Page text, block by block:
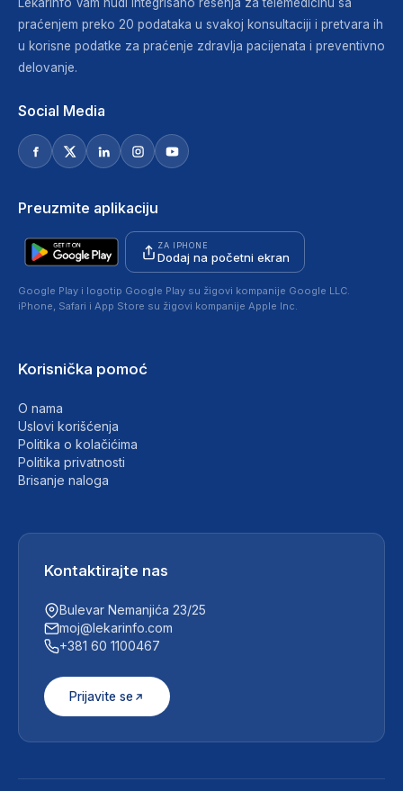
praćenjem preko 20 podataka u svakoj konsultaciji i pretvara ih
u korisne podatke za praćenje zdravlja pacijenata i preventivno
delovanje.
Social Media
Preuzmite aplikaciju
ZA IPHONE
Dodaj na početni ekran
Google Play i logotip Google Play su žigovi kompanije Google LLC.
iPhone, Safari i App Store su žigovi kompanije Apple Inc.
Korisnička pomoć
O nama
Uslovi korišćenja
Politika o kolačićima
Politika privatnosti
Brisanje naloga
Kontaktirajte nas
Bulevar Nemanjića 23/25
moj@lekarinfo.com
+381 60 1100467
Prijavite se